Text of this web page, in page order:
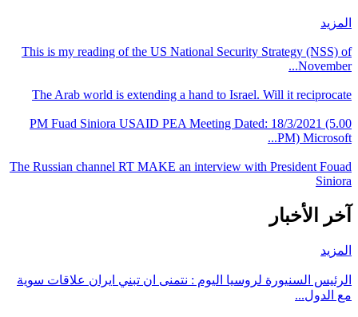
المزيد
This is my reading of the US National Security Strategy (NSS) of
November...
The Arab world is extending a hand to Israel. Will it reciprocate
PM Fuad Siniora USAID PEA Meeting Dated: 18/3/2021 (5.00
PM) Microsoft...
The Russian channel RT MAKE an interview with President Fouad
Siniora
آخر الأخبار
المزيد
الرئيس السنيورة لروسيا اليوم : نتمنى ان تبني ايران علاقات سوية
مع الدول...